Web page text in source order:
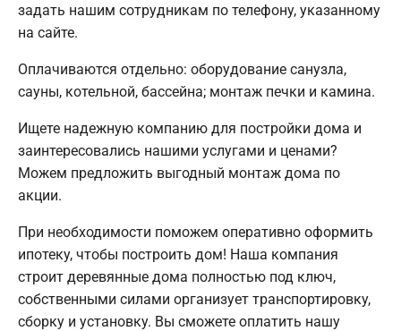
задать нашим сотрудникам по телефону, указанному
на сайте.
Оплачиваются отдельно: оборудование санузла,
сауны, котельной, бассейна; монтаж печки и камина.
Ищете надежную компанию для постройки дома и
заинтересовались нашими услугами и ценами?
Можем предложить выгодный монтаж дома по
акции.
При необходимости поможем оперативно оформить
ипотеку, чтобы построить дом! Наша компания
строит деревянные дома полностью под ключ,
собственными силами организует транспортировку,
сборку и установку. Вы сможете оплатить нашу